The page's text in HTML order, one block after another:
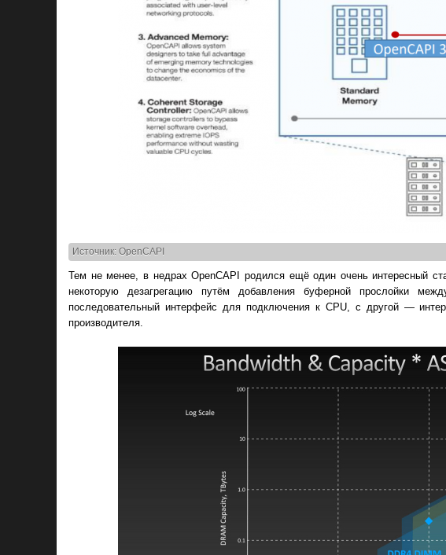
Источник: OpenCAPI
Тем не менее, в недрах OpenCAPI родился ещё один очень интересный
некоторую дезагрегацию путём добавления буферной прослойки
последовательный интерфейс для подключения к CPU, с другой —
производителя.